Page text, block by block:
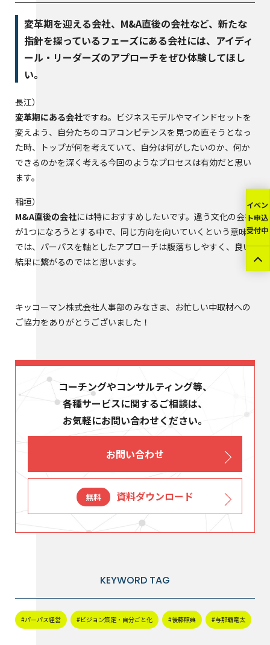
イベン
ト申込
受付中
変革期を迎える会社、M&A直後の会社など、新たな
指針を探っているフェーズにある会社には、アイディ
ール・リーダーズのアプローチをぜひ体験してほし
い。
長江
変革期にある会社ですね。ビジネスモデルやマインドセットを
変えよう、自分たちのコアコンピテンスを見つめ直そうとなっ
た時、トップが何を考えていて、自分は何がしたいのか、何か
できるのかを深く考える今回のようなプロセスは有効だと思い
ます。
稲垣
M&A直後の会社には特におすすめしたいです。違う文化の会社
が1つになろうとする中で、同じ方向を向いていくという意味
では、パーパスを軸としたアプローチは腹落ちしやすく、良い
結果に繋がるのではと思います。
キッコーマン株式会社人事部のみなさま、お忙しい中取材への
ご協力をありがとうございました！
コーチングやコンサルティング等、
各種サービスに関するご相談は、
お気軽にお問い合わせください。
お問い合わせ
無料 資料ダウンロード
KEYWORD TAG
#パーパス経営 #ビジョン策定・自分ごと化 #後藤照典 #与那覇竜太